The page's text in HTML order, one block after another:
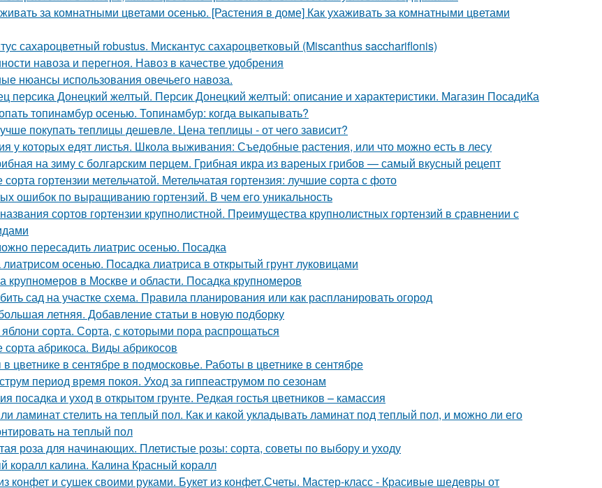
за комнатными цветами осенью. [Растения в доме] Как ухаживать за комнатными цветами
сахароцветный robustus. Мискантус сахароцветковый (Miscanthus sacchariflonis)
навоза и перегноя. Навоз в качестве удобрения
нюансы использования овечьего навоза.
персика Донецкий желтый. Персик Донецкий желтый: описание и характеристики. Магазин ПосадиКа
топинамбур осенью. Топинамбур: когда выкапывать?
покупать теплицы дешевле. Цена теплицы - от чего зависит?
у которых едят листья. Школа выживания: Съедобные растения, или что можно есть в лесу
на зиму с болгарским перцем. Грибная икра из вареных грибов — самый вкусный рецепт
гортензии метельчатой. Метельчатая гортензия: лучшие сорта с фото
ошибок по выращиванию гортензий. В чем его уникальность
сортов гортензии крупнолистной. Преимущества крупнолистных гортензий в сравнении с
пересадить лиатрис осенью. Посадка
лиатрисом осенью. Посадка лиатриса в открытый грунт луковицами
крупномеров в Москве и области. Посадка крупномеров
сад на участке схема. Правила планирования или как распланировать огород
летняя. Добавление статьи в новую подборку
сорта. Сорта, с которыми пора распрощаться
абрикоса. Виды абрикосов
цветнике в сентябре в подмосковье. Работы в цветнике в сентябре
период время покоя. Уход за гиппеаструмом по сезонам
посадка и уход в открытом грунте. Редкая гостья цветников – камассия
ламинат стелить на теплый пол. Как и какой укладывать ламинат под теплый пол, и можно ли его
на теплый пол
роза для начинающих. Плетистые розы: сорта, советы по выбору и уходу
коралл калина. Калина Красный коралл
конфет и сушек своими руками. Букет из конфет.Счеты. Мастер-класс - Красивые шедевры от